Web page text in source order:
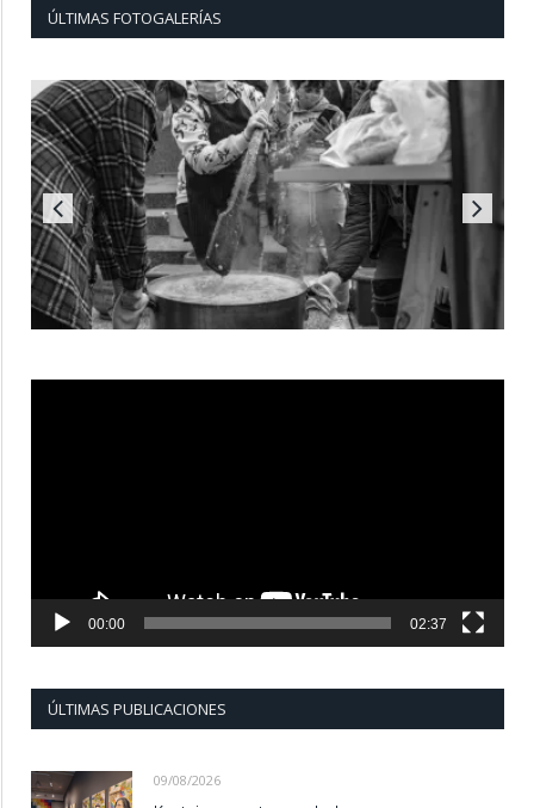
ÚLTIMAS FOTOGALERÍAS
00:00 02:37
ÚLTIMAS PUBLICACIONES
09/08/2026